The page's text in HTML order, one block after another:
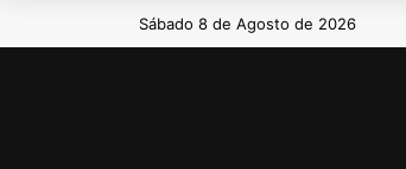
Sábado 8 de Agosto de 2026
Hoy es